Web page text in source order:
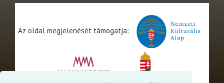
Az oldal megjelenését támogatja: